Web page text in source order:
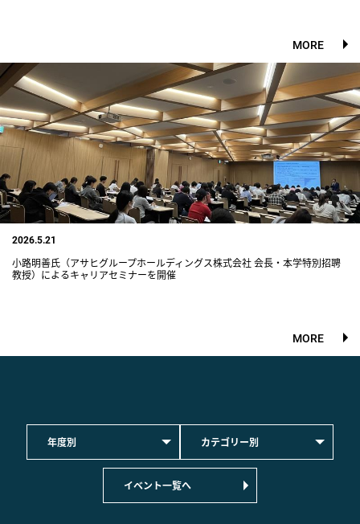
MORE
2026.5.21
小路明善氏（アサヒグループホールディングス株式会社 会長・本学特別招聘
教授）によるキャリアセミナーを開催
MORE
年度別 カテゴリー別
イベント一覧へ